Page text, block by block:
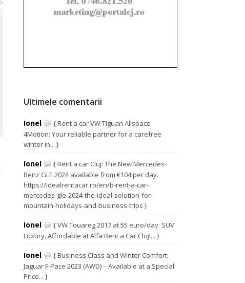
Ultimele comentarii
Ionel
{ Rent a car VW Tiguan Allspace
4Motion: Your reliable partner for a carefree
winter in... }
Ionel
{ Rent a car Cluj: The New Mercedes-
Benz GLE 2024 available from €104 per day.
https://idealrentacar.ro/en/b-rent-a-car-
mercedes-gle-2024-the-ideal-solution-for-
mountain-holidays-and-business-trips }
Ionel
{ VW Touareg 2017 at 55 euro/day: SUV
Luxury, Affordable at Alfa Rent a Car Cluj!... }
Ionel
{ Business Class and Winter Comfort:
Jaguar F-Pace 2023 (AWD) – Available at a Special
Price... }